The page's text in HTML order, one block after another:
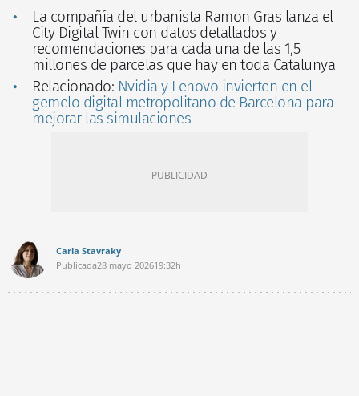
La compañía del urbanista Ramon Gras lanza el
City Digital Twin con datos detallados y
recomendaciones para cada una de las 1,5
millones de parcelas que hay en toda Catalunya
Relacionado: Nvidia y Lenovo invierten en el
gemelo digital metropolitano de Barcelona para
mejorar las simulaciones
Carla Stavraky
Publicada28 mayo 202619:32h